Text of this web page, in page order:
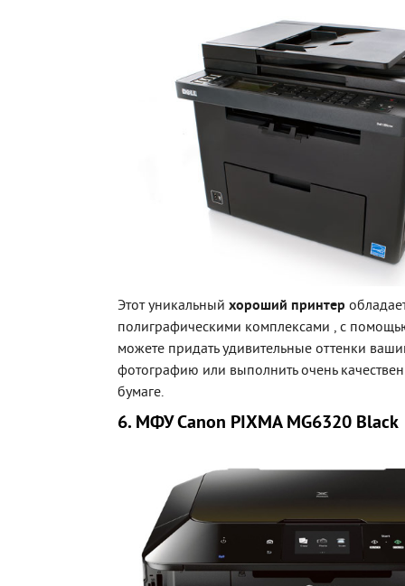
Этот уникальный хороший принтер
полиграфическими комплексами , с
можете придать удивительные оттенки
фотографию или выполнить очень
бумаге.
6. МФУ Canon PIXMA MG6320 Black